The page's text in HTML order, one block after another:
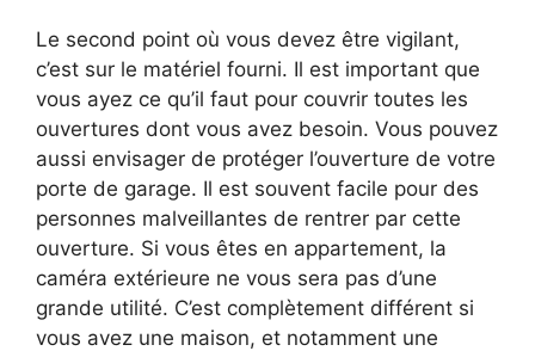
Le second point où vous devez être vigilant,
c’est sur le matériel fourni. Il est important que
vous ayez ce qu’il faut pour couvrir toutes les
ouvertures dont vous avez besoin. Vous pouvez
aussi envisager de protéger l’ouverture de votre
porte de garage. Il est souvent facile pour des
personnes malveillantes de rentrer par cette
ouverture. Si vous êtes en appartement, la
caméra extérieure ne vous sera pas d’une
grande utilité. C’est complètement différent si
vous avez une maison, et notamment une